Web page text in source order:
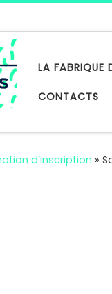
LA FABRIQUE
CONTACTS
d’inscription »